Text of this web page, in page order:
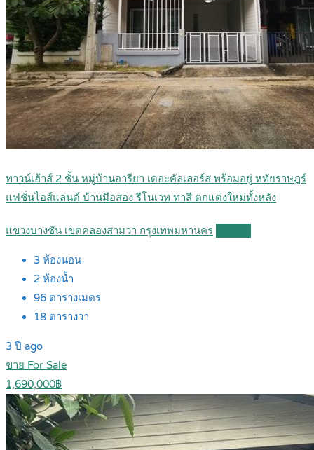
ทาวน์เฮ้าส์ 2 ชั้น หมู่บ้านอารียา เดอะคัลเลอร์ส พร้อมอยู่ หทัยราษฎร์
แฟชั่นไอส์แลนด์ บ้านมือสอง รีโนเวท ทาสี ตกแต่งใหม่ทั้งหลัง
แขวงบางชัน เขตคลองสามวา กรุงเทพมหานคร
3 ห้องนอน
2 ห้องน้ำ
96 ตารางเมตร
18 ตารางวา
3 ปี ago
ขาย For Sale
1,690,000฿